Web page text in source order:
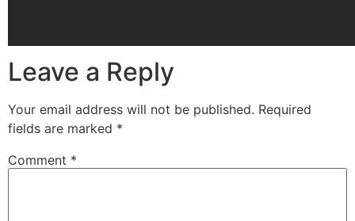
Leave a Reply
Your email address will not be published. Required
fields are marked *
Comment *